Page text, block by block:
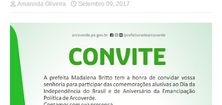
Amannda Oliveira Setembro 09, 2017